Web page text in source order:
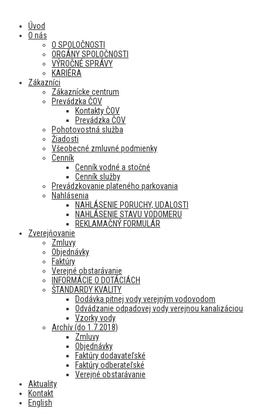
Úvod
O nás
O SPOLOČNOSTI
ORGÁNY SPOLOČNOSTI
VÝROČNÉ SPRÁVY
KARIÉRA
Zákazníci
Zákaznícke centrum
Prevádzka ČOV
Kontakty ČOV
Prevádzka ČOV
Pohotovostná služba
Žiadosti
Všeobecné zmluvné podmienky
Cenník
Cenník vodné a stočné
Cenník služby
Prevádzkovanie plateného parkovania
Nahlásenia
NAHLÁSENIE PORUCHY, UDALOSTI
NAHLÁSENIE STAVU VODOMERU
REKLAMAČNÝ FORMULÁR
Zverejňovanie
Zmluvy
Objednávky
Faktúry
Verejné obstarávanie
INFORMÁCIE O DOTÁCIÁCH
ŠTANDARDY KVALITY
Dodávka pitnej vody verejným vodovodom
Odvádzanie odpadovej vody verejnou kanalizáciou
Vzorky vody
Archív (do 1.7.2018)
Zmluvy
Objednávky
Faktúry dodavateľské
Faktúry odberateľské
Verejné obstarávanie
Aktuality
Kontakt
English